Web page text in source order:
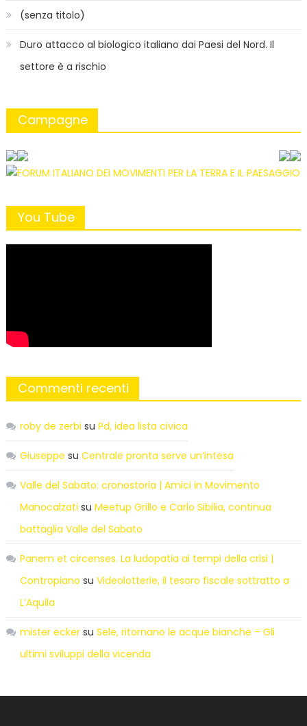
(senza titolo)
Duro attacco al biologico italiano dai Paesi del Nord. Il
settore è a rischio
Campagne
You Tube
Commenti recenti
roby de zerbi su Pd, idea lista civica
Giuseppe su Centrale pronta serve un’intesa
Valle del Sabato: cronostoria | Amici in Movimento
Manocalzati su Meetup Grillo e Carlo Sibilia, continua
battaglia Valle del Sabato
Panem et circenses. La ludopatia ai tempi della crisi |
Contropiano su Videolotterie, il tesoro fiscale sottratto a
L’Aquila
mister eckersu Sele, ritornano le acque bianche – Gli
ultimi sviluppi della vicenda